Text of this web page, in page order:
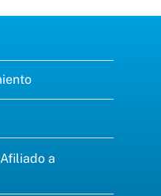
a